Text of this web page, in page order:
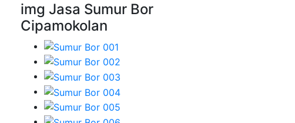
img Jasa Sumur Bor
Cipamokolan